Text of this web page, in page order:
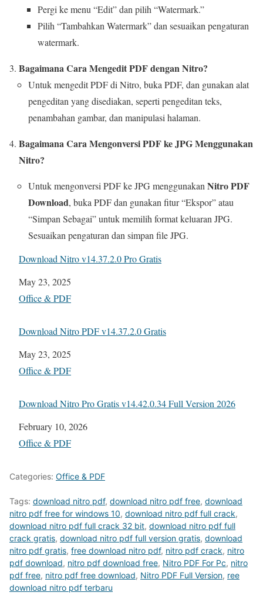
Pergi ke menu “Edit” dan pilih “Watermark.”
Pilih “Tambahkan Watermark” dan sesuaikan pengaturan
watermark.
Bagaimana Cara Mengedit PDF dengan Nitro?
Untuk mengedit PDF di Nitro, buka PDF, dan gunakan alat
pengeditan yang disediakan, seperti pengeditan teks,
penambahan gambar, dan manipulasi halaman.
Bagaimana Cara Mengonversi PDF ke JPG Menggunakan
Nitro?
Untuk mengonversi PDF ke JPG menggunakan Nitro PDF
Download, buka PDF dan gunakan fitur “Ekspor” atau
“Simpan Sebagai” untuk memilih format keluaran JPG.
Sesuaikan pengaturan dan simpan file JPG.
Download Nitro v14.37.2.0 Pro Gratis
Date
May 23, 2025
In relation to
Office & PDF
Download Nitro PDF v14.37.2.0 Gratis
Date
May 23, 2025
In relation to
Office & PDF
Download Nitro Pro Gratis v14.42.0.34 Full Version 2026
Date
February 10, 2026
In relation to
Office & PDF
Categories: Office & PDF
Tags: download nitro pdf, download nitro pdf free, download
nitro pdf free for windows 10, download nitro pdf full crack,
download nitro pdf full crack 32 bit, download nitro pdf full
crack gratis, download nitro pdf full version gratis, download
nitro pdf gratis, free download nitro pdf, nitro pdf crack, nitro
pdf download, nitro pdf download free, Nitro PDF For Pc, nitro
pdf free, nitro pdf free download, Nitro PDF Full Version, ree
download nitro pdf terbaru